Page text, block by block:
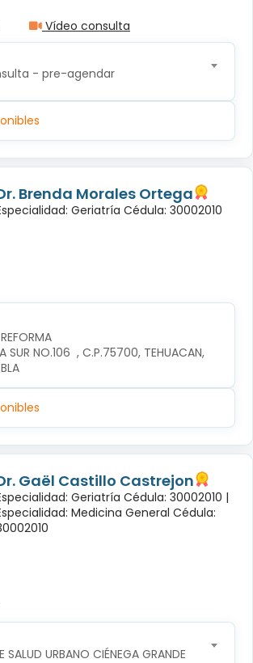
Vídeo consulta
- pre-agendar
Brenda Morales Ortega
Geriatría Cédula: 30002010
SUR NO.106  , C.P.75700, TEHUACAN,
Gaël Castillo Castrejon
Geriatría Cédula: 30002010 |
Medicina General Cédula:
SALUD URBANO CIÉNEGA GRANDE